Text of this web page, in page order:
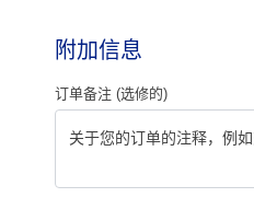
附加信息
订单备注 (选修的)